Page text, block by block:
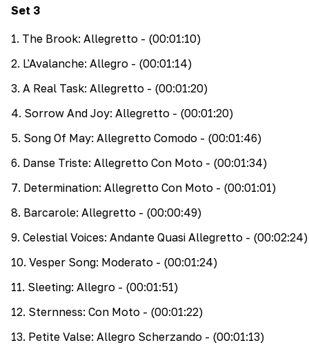
Set 3
1. The Brook: Allegretto - (00:01:10)
2. L'Avalanche: Allegro - (00:01:14)
3. A Real Task: Allegretto - (00:01:20)
4. Sorrow And Joy: Allegretto - (00:01:20)
5. Song Of May: Allegretto Comodo - (00:01:46)
6. Danse Triste: Allegretto Con Moto - (00:01:34)
7. Determination: Allegretto Con Moto - (00:01:01)
8. Barcarole: Allegretto - (00:00:49)
9. Celestial Voices: Andante Quasi Allegretto - (00:02:24)
10. Vesper Song: Moderato - (00:01:24)
11. Sleeting: Allegro - (00:01:51)
12. Sternness: Con Moto - (00:01:22)
13. Petite Valse: Allegro Scherzando - (00:01:13)